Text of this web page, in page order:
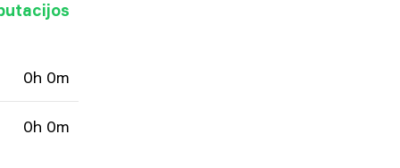
0h 0m
0h 0m